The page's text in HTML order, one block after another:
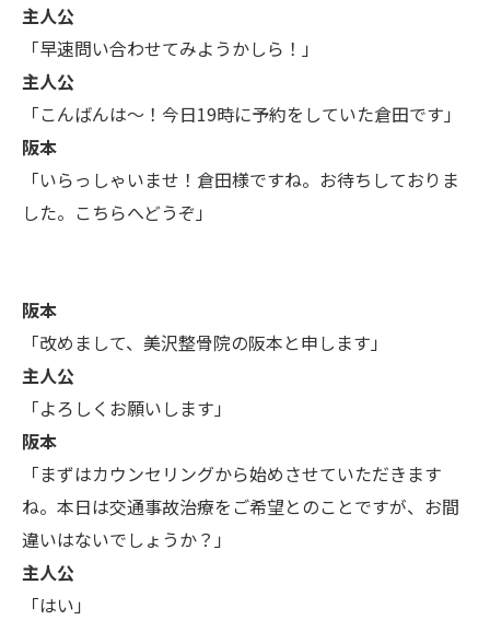
主人公
「早速問い合わせてみようかしら！」
主人公
「こんばんは～！今日19時に予約をしていた倉田です」
阪本
「いらっしゃいませ！倉田様ですね。お待ちしておりま
した。こちらへどうぞ」
阪本
「改めまして、美沢整骨院の阪本と申します」
主人公
「よろしくお願いします」
阪本
「まずはカウンセリングから始めさせていただきます
ね。本日は交通事故治療をご希望とのことですが、お間
違いはないでしょうか？」
主人公
「はい」